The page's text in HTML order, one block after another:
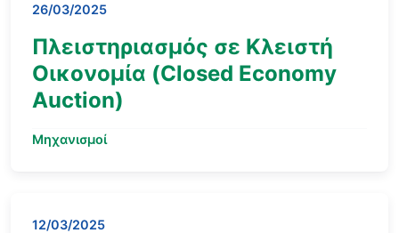
26/03/2025
Πλειστηριασμός σε Κλειστή
Οικονομία (Closed Economy
Auction)
Μηχανισμοί
12/03/2025